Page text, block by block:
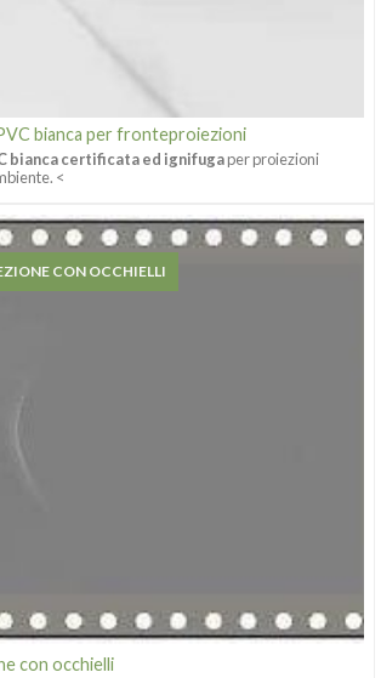
bianca per fronteproiezioni
bianca certificata ed ignifugaper proiezioni
<
con occhielli
CON OCCHIELLI